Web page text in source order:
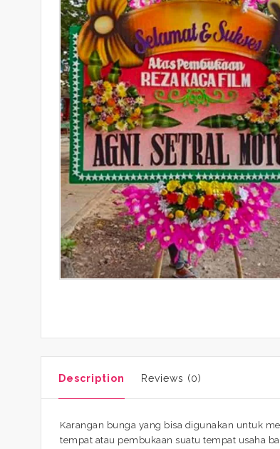
Description Reviews (0)
Karangan bunga yang bisa digunakan untuk
tempat atau pembukaan suatu tempat usaha